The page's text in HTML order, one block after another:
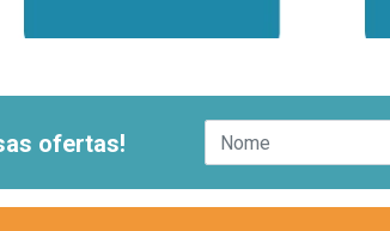
ofertas!